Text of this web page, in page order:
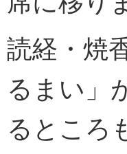
読経・焼
るまい」
るところ